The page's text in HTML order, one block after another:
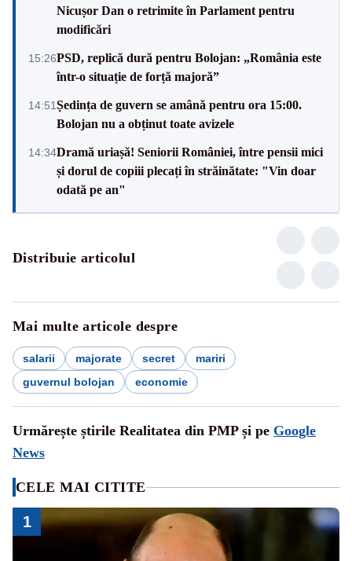
Nicușor Dan o retrimite în Parlament pentru
modificări
15:26PSD, replică dură pentru Bolojan: „România este
într-o situație de forță majoră”
14:51Ședința de guvern se amână pentru ora 15:00.
Bolojan nu a obținut toate avizele
14:34Dramă uriașă! Seniorii României, între pensii mici
și dorul de copiii plecați în străinătate: "Vin doar
odată pe an"
Distribuie articolul
Mai multe articole despre
salarii majorate secret
mariri
guvernul bolojan
economie
Urmărește știrile Realitatea din PMP și pe Google
News
CELE MAI CITITE
1